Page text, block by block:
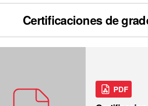
Certificaciones de
PDF